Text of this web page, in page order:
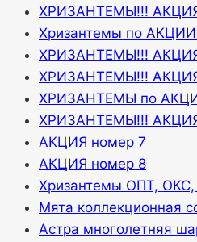
ХРИЗАНТЕМЫ!!! АКЦИЯ
Хризантемы по АКЦИИ
ХРИЗАНТЕМЫ!!!
ХРИЗАНТЕМЫ!!!
ХРИЗАНТЕМЫ по
ХРИЗАНТЕМЫ!!!
АКЦИЯ номер 7
АКЦИЯ номер 8
Хризантемы ОПТ, ОКС,
Мята коллекционная
Астра многолетняя